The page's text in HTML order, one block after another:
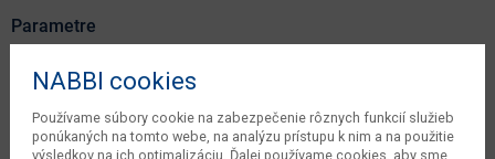
Parametre
Dĺžka
Šírka 140 cm
Výška 1.8 cm
NABBI cookies
Používame súbory cookie na zabezpečenie rôznych funkcií služieb
ponúkaných na tomto webe, na analýzu prístupu k nim a na použitie
výsledkov na ich optimalizáciu. Ďalej používame cookies, aby sme